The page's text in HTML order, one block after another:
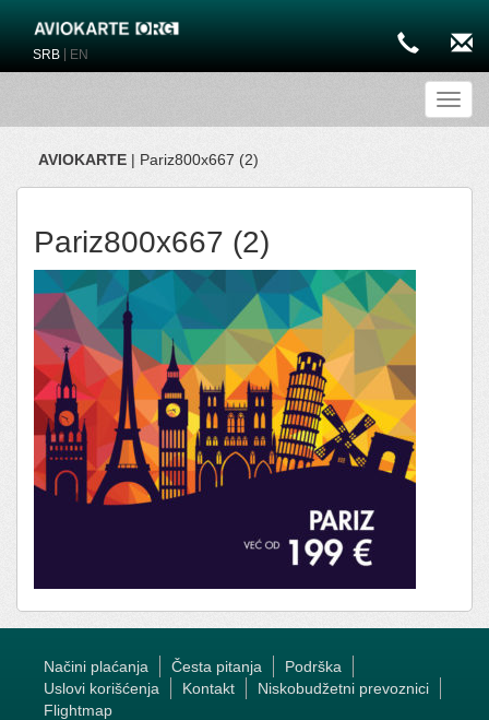
SRB EN
AVIOKARTE | Pariz800x667 (2)
Pariz800x667 (2)
Načini plaćanja Česta pitanja
Podrška
Uslovi korišćenja
Kontakt
Niskobudžetni prevoznici
Flightmap